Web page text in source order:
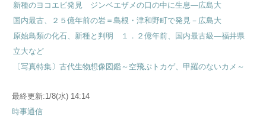
新種のヨコエビ発見 ジンベエザメの口の中に生息―広島大
国内最古、２５億年前の岩＝島根・津和野町で発見－広島大
原始鳥類の化石、新種と判明 １．２億年前、国内最古級―福井県
立大など
〔写真特集〕古代生物想像図鑑～空飛ぶトカゲ、甲羅のないカメ～
最終更新:1/8(水) 14:14
時事通信